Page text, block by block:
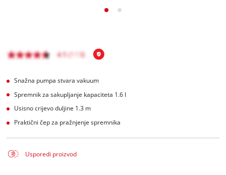
Snažna pumpa stvara vakuum
Spremnik za sakupljanje kapaciteta 1.6 l
Usisno crijevo duljine 1.3 m
Praktični čep za pražnjenje spremnika
Usporedi proizvod